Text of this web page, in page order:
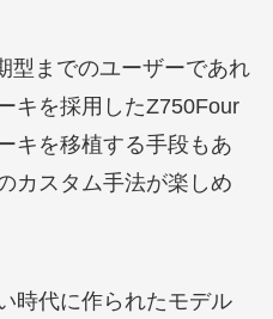
型までのユーザーであれ
キを採用したZ750Four
キを移植する手段もあ
カスタム手法が楽しめ
時代に作られたモデル